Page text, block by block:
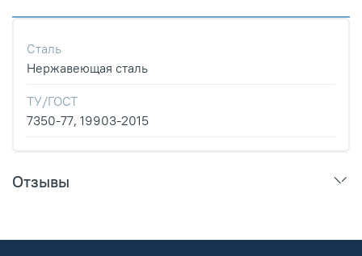
Сталь
Нержавеющая сталь
ТУ/ГОСТ
7350-77, 19903-2015
Отзывы